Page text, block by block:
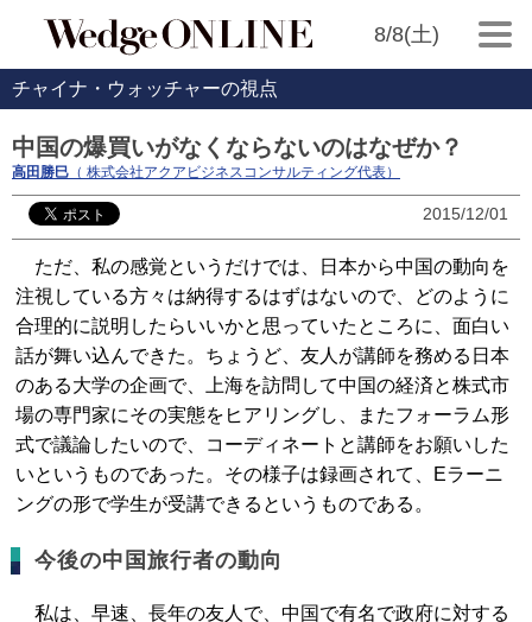
8/8(土)
チャイナ・ウォッチャーの視点
中国の爆買いがなくならないのはなぜか？
高田勝巳 （ 株式会社アクアビジネスコンサルティング代表）
2015/12/01
ただ、私の感覚というだけでは、日本から中国の動向を
注視している方々は納得するはずはないので、どのように
合理的に説明したらいいかと思っていたところに、面白い
話が舞い込んできた。ちょうど、友人が講師を務める日本
のある大学の企画で、上海を訪問して中国の経済と株式市
場の専門家にその実態をヒアリングし、またフォーラム形
式で議論したいので、コーディネートと講師をお願いした
いというものであった。その様子は録画されて、Eラーニ
ングの形で学生が受講できるというものである。
今後の中国旅行者の動向
私は、早速、長年の友人で、中国で有名で政府に対する